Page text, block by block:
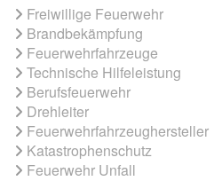
Freiwillige Feuerwehr
Brandbekämpfung
Feuerwehrfahrzeuge
Technische Hilfeleistung
Berufsfeuerwehr
Drehleiter
Feuerwehrfahrzeughersteller
Katastrophenschutz
Feuerwehr Unfall